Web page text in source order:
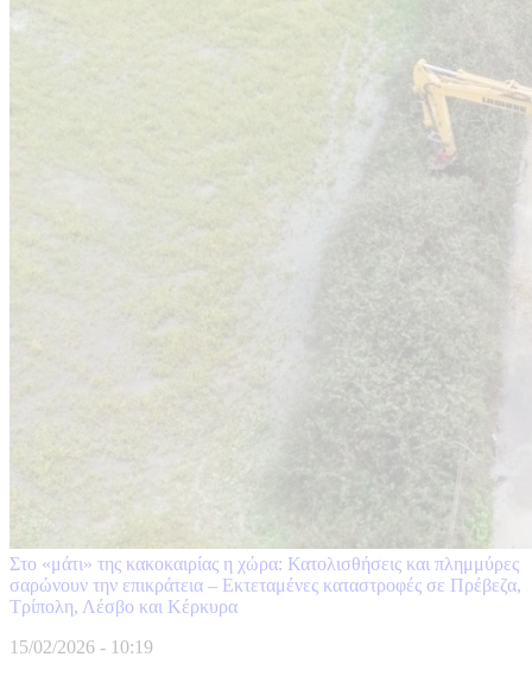
Στο «μάτι» της κακοκαιρίας η χώρα: Κατολισθήσεις και πλημμύρες
σαρώνουν την επικράτεια – Εκτεταμένες καταστροφές σε Πρέβεζα,
Τρίπολη, Λέσβο και Κέρκυρα
15/02/2026 - 10:19